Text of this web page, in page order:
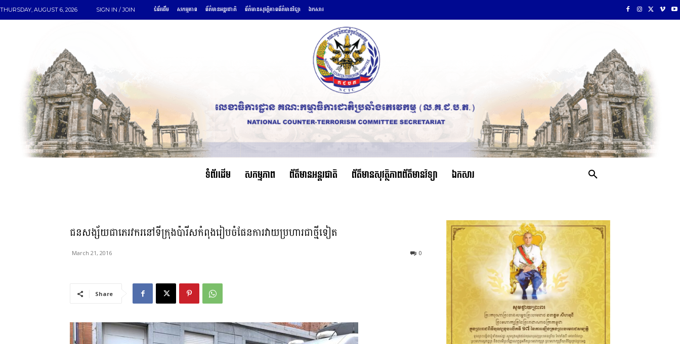
THURSDAY, AUGUST 6, 2026 SIGN IN / JOIN ទំព័រដើម សកម្មភាព ព័ត៌មានអន្តរជាតិ ព័ត៌មានសុវត្ថិភាពព័ត៌មានវិទ្យា ឯកសារ
ទំព័រដើម សកម្មភាព ព័ត៌មានអន្តរជាតិ ព័ត៌មានសុវត្ថិភាពព័ត៌មានវិទ្យា ឯកសារ
ជនសង្ស័យជាភេរវករនៅទីក្រុងប៉ារីសកំពុងរៀបចំផែនការវាយប្រហារជាថ្មីទៀត
March 21, 2016 0
Share